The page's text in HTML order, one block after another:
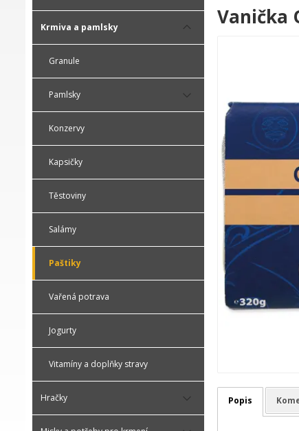
Krmiva a pamlsky
Granule
Pamlsky
Konzervy
Kapsičky
Těstoviny
Salámy
Paštiky
Vařená potrava
Jogurty
Vitamíny a doplňky stravy
Hračky
Vanička
Popis